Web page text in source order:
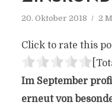
20. Oktober 2018 2
Click to rate this
Im September
erneut von